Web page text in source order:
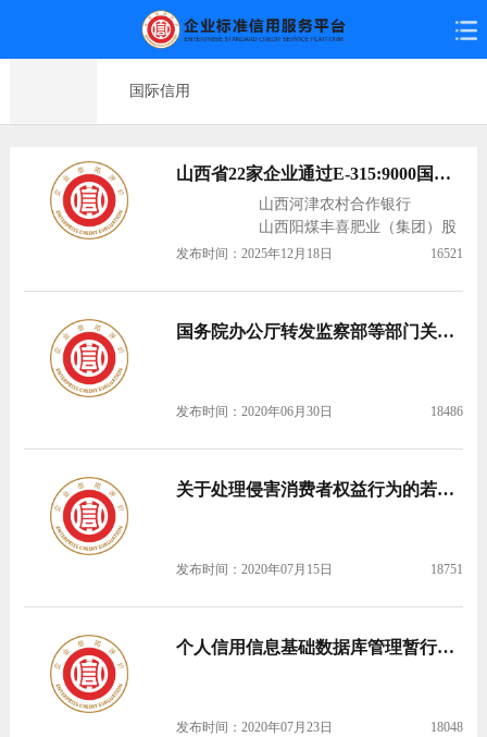
国际信用
山西省22家企业通过E-315:9000国际信用管理体系认证
山西河津农村合作银行
山西阳煤丰喜肥业（集团）股
份有限 &nb…
发布时间：2025年12月18日 16521
国务院办公厅转发监察部等部门关于清理评比达标表彰活动意见的通知
发布时间：2020年06月30日 18486
关于处理侵害消费者权益行为的若干规定
发布时间：2020年07月15日 18751
个人信用信息基础数据库管理暂行办法
发布时间：2020年07月23日 18048